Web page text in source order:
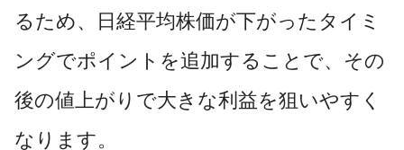
るため、日経平均株価が下がったタイミ
ングでポイントを追加することで、その
後の値上がりで大きな利益を狙いやすく
なります。